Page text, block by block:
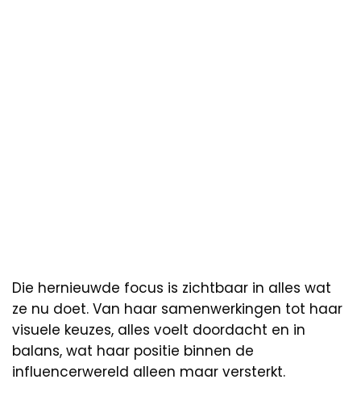
Die hernieuwde focus is zichtbaar in alles wat
ze nu doet. Van haar samenwerkingen tot haar
visuele keuzes, alles voelt doordacht en in
balans, wat haar positie binnen de
influencerwereld alleen maar versterkt.